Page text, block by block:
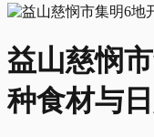
益山慈悯
种食材与